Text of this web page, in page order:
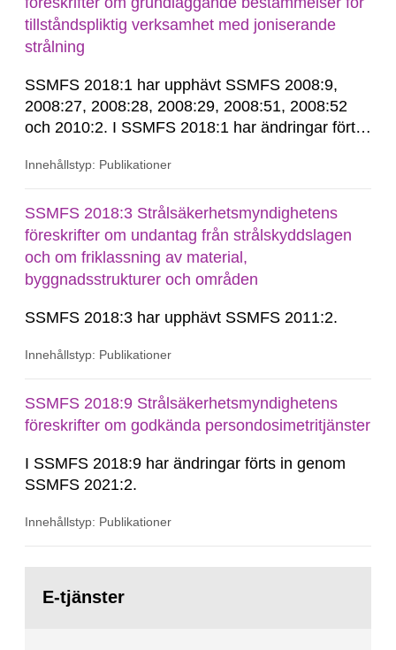
tillståndspliktig verksamhet med joniserande
strålning
SSMFS 2018:1 har upphävt SSMFS 2008:9,
2008:27, 2008:28, 2008:29, 2008:51, 2008:52
och 2010:2. I SSMFS 2018:1 har ändringar förts
SSMFS 2022:14, SSMFS 2024:2 och SSMFS
Innehållstyp: Publikationer
SSMFS 2018:3 Strålsäkerhetsmyndighetens
föreskrifter om undantag från strålskyddslagen
och om friklassning av material,
byggnadsstrukturer och områden
SSMFS 2018:3 har upphävt SSMFS 2011:2.
Innehållstyp: Publikationer
SSMFS 2018:9 Strålsäkerhetsmyndighetens
föreskrifter om godkända persondosimetritjänster
I SSMFS 2018:9 har ändringar förts in genom
SSMFS 2021:2.
Innehållstyp: Publikationer
sida:E-tjänster